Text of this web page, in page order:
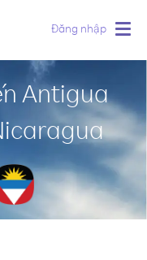
Đăng nhập
Antigua